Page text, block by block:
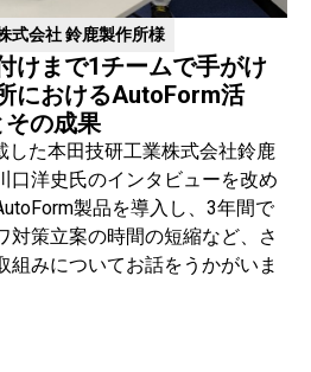
式会社 鈴鹿製作所様
けまで1チームで手がけ
におけるAutoForm活
の成果
した本田技研工業株式会社鈴鹿
口洋史氏のインタビューを改め
製品を導入し、3年間で
対策立案の時間の短縮など、さ
組みについてお話をうかがいま